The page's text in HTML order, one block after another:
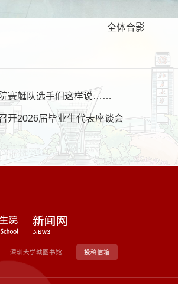
全体合影
赛艇队选手们这样说……
开2026届毕业生代表座谈会
深圳大学城图书馆 投稿信箱